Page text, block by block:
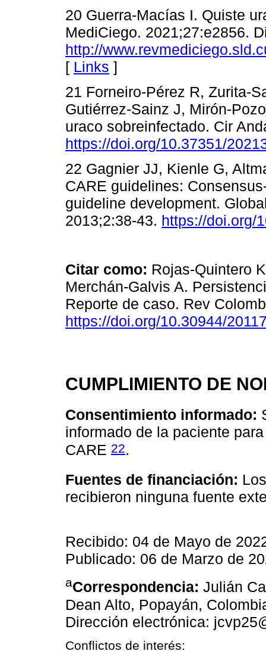
20 Guerra-Macías I. Quiste
MediCiego. 2021;27:e2856.
http://
[ Links ]
21 Forneiro-Pérez R, Zurita-
Gutiérrez-Sainz J, Mirón-
uraco sobreinfectado. Cir
https://doi.org/10.37351/
22 Gagnier JJ, Kienle G,
CARE guidelines:
guideline development.
2013;2:38-43. https://doi.org/
Citar como: Rojas-Quintero
Merchán-Galvis A.
Reporte de caso. Rev
https://doi.org/10.30944/
CUMPLIMIENTO DE
Consentimiento informado:
informado de la paciente
CARE 22.
Fuentes de financiación:
recibieron ninguna fuente
Recibido: 04 de Mayo de
Publicado: 06 de Marzo de
aCorrespondencia: Julián
Dean Alto, Popayán,
Dirección electrónica:
Conflictos de interés: